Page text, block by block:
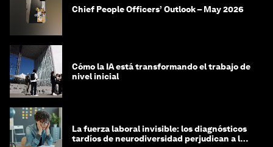
Chief People Officers’ Outlook – May 2026
Cómo la IA está transformando el trabajo de
nivel inicial
La fuerza laboral invisible: los diagnósticos
tardíos de neurodiversidad perjudican a las